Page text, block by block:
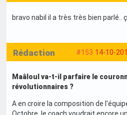
bravo nabil il a très très bien parlé..
#153 14-10-
Rédaction
Maâloul va-t-il parfaire le
révolutionnaires ?
A en croire la composition de